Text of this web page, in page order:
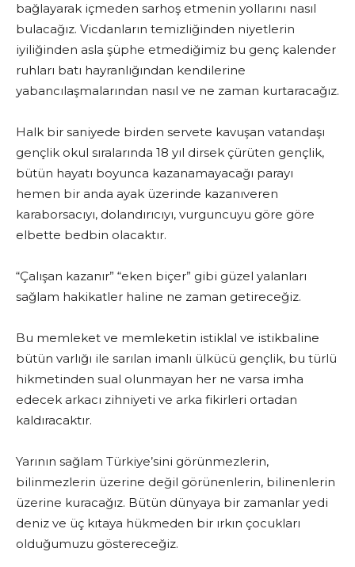
bağlayarak içmeden sarhoş etmenin yollarını nasıl
bulacağız. Vicdanların temizliğinden niyetlerin
iyiliğinden asla şüphe etmediğimiz bu genç kalender
ruhları batı hayranlığından kendilerine
yabancılaşmalarından nasıl ve ne zaman kurtaracağız.
Halk bir saniyede birden servete kavuşan vatandaşı
gençlik okul sıralarında 18 yıl dirsek çürüten gençlik,
bütün hayatı boyunca kazanamayacağı parayı
hemen bir anda ayak üzerinde kazanıveren
karaborsacıyı, dolandırıcıyı, vurguncuyu göre göre
elbette bedbin olacaktır.
“Çalışan kazanır” “eken biçer” gibi güzel yalanları
sağlam hakikatler haline ne zaman getireceğiz.
Bu memleket ve memleketin istiklal ve istikbaline
bütün varlığı ile sarılan imanlı ülkücü gençlik, bu türlü
hikmetinden sual olunmayan her ne varsa imha
edecek arkacı zihniyeti ve arka fikirleri ortadan
kaldıracaktır.
Yarının sağlam Türkiye’sini görünmezlerin,
bilinmezlerin üzerine değil görünenlerin, bilinenlerin
üzerine kuracağız. Bütün dünyaya bir zamanlar yedi
deniz ve üç kıtaya hükmeden bir ırkın çocukları
olduğumuzu göstereceğiz.